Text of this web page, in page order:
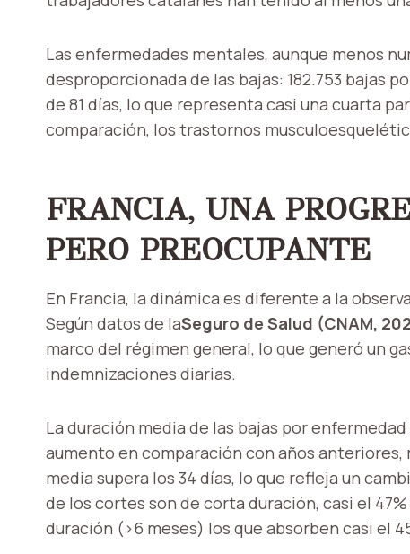
Las enfermedades mentales, aunque menos
desproporcionada de las bajas: 182.753 bajas
de 81 días, lo que representa casi una cuarta
comparación, los trastornos
FRANCIA, UNA
PERO PREOCUPANTE
En Francia, la dinámica es diferente a la
Según datos de laSeguro de Salud (CNAM,
marco del régimen general, lo que generó un
indemnizaciones diarias.
La duración media de las bajas por
aumento en comparación con años
media supera los 34 días, lo que refleja un
de los cortes son de corta duración, casi el
duración (>6 meses) los que absorben casi el